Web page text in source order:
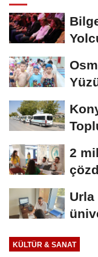
2
Urla
KÜLTÜR & SANAT